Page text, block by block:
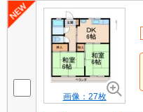
画像：27枚